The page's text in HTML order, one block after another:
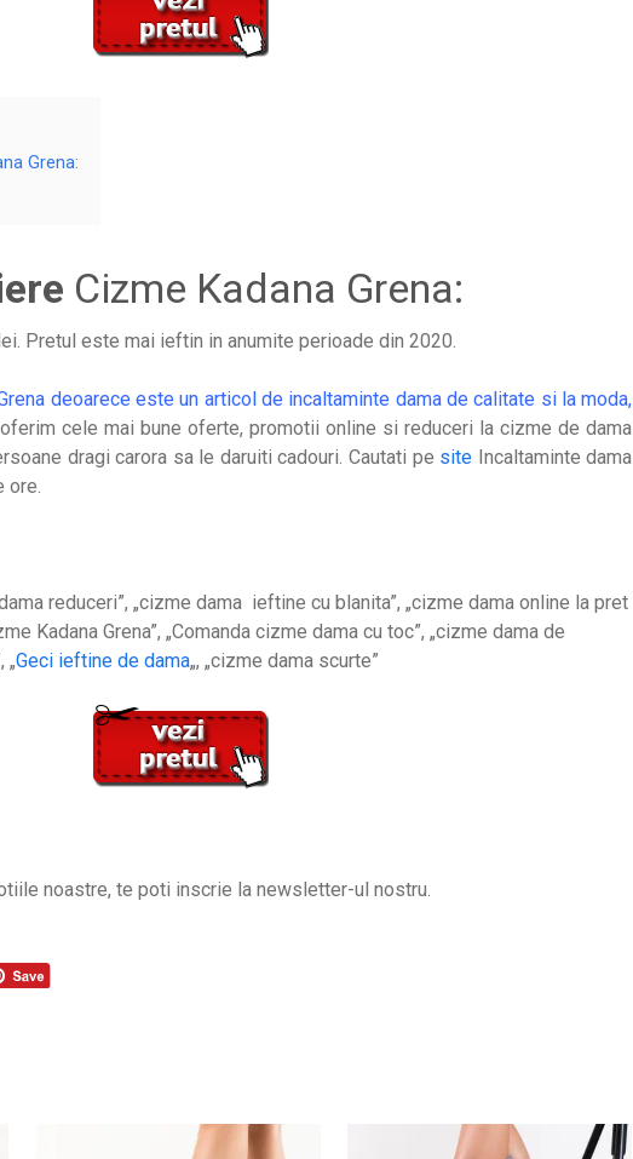
Grena:
Cizme Kadana Grena:
. Pretul este mai ieftin in anumite perioade din 2020.
deoarece esteun articol de incaltaminte dama de calitate si la moda,
cele mai bune oferte, promotii online si reduceri la cizme de dama
dragi carora sa le daruiti cadouri. Cautati pe site Incaltaminte dama
ore.
reduceri”, „cizme dama ieftine cu blanita”, „cizme dama online la pret
Kadana Grena”, „Comanda cizme dama cu toc”, „cizme dama de
„Geci ieftine de dama„, „cizme dama scurte”
noastre, te poti inscrie la newsletter-ul nostru.